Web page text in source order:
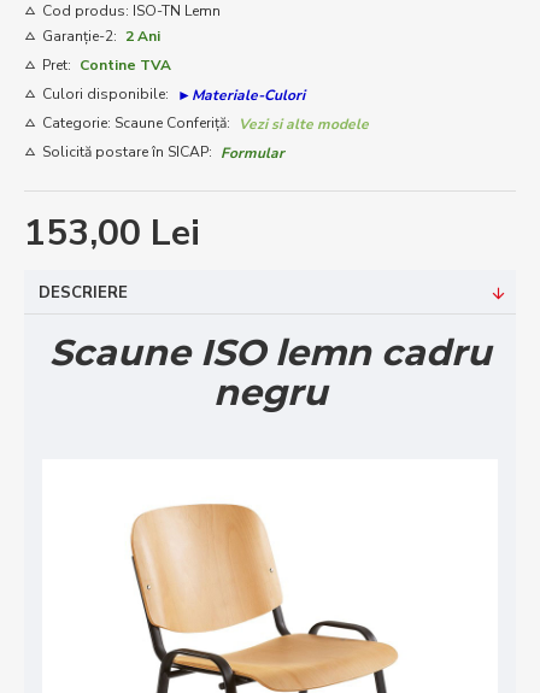
153,00 Lei
Cod produs: ISO-TN Lemn
Garanție-2: 2 Ani
Pret: Contine TVA
Culori disponibile:
►Materiale-Culori
Categorie: Scaune Conferiță:
Vezi si alte modele
Solicită postare în SICAP: Formular
DESCRIERE
Scaune ISO lemn cadru
negru